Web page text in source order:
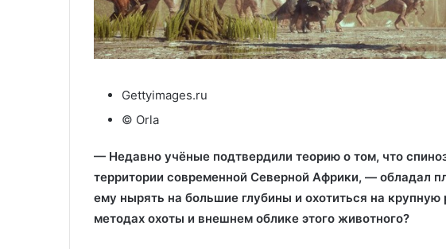
Gettyimages.ru
© Orla
— Недавно учёные подтвердили теорию о том, что
территории современной Северной Африки, — обладал
ему нырять на большие глубины и охотиться на
методах охоты и внешнем облике этого животного?